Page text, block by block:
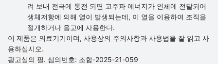
려 보내 전극에 통전 되면 고주파 에너지가 인체에 전달되어
생체저항에 의해 열이 발생되는데, 이 열을 이용하여 조직을
절개하거나 응고에 사용한다.
이 제품은 의료기기이며, 사용상의 주의사항과 사용법을 잘 읽고 사
용하십시오.
광고심의 필. 심의번호: 조합-2025-21-059